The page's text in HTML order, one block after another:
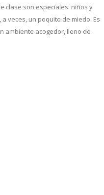
clase son especiales: niños y
veces, un poquito de miedo. Es
ambiente acogedor, lleno de